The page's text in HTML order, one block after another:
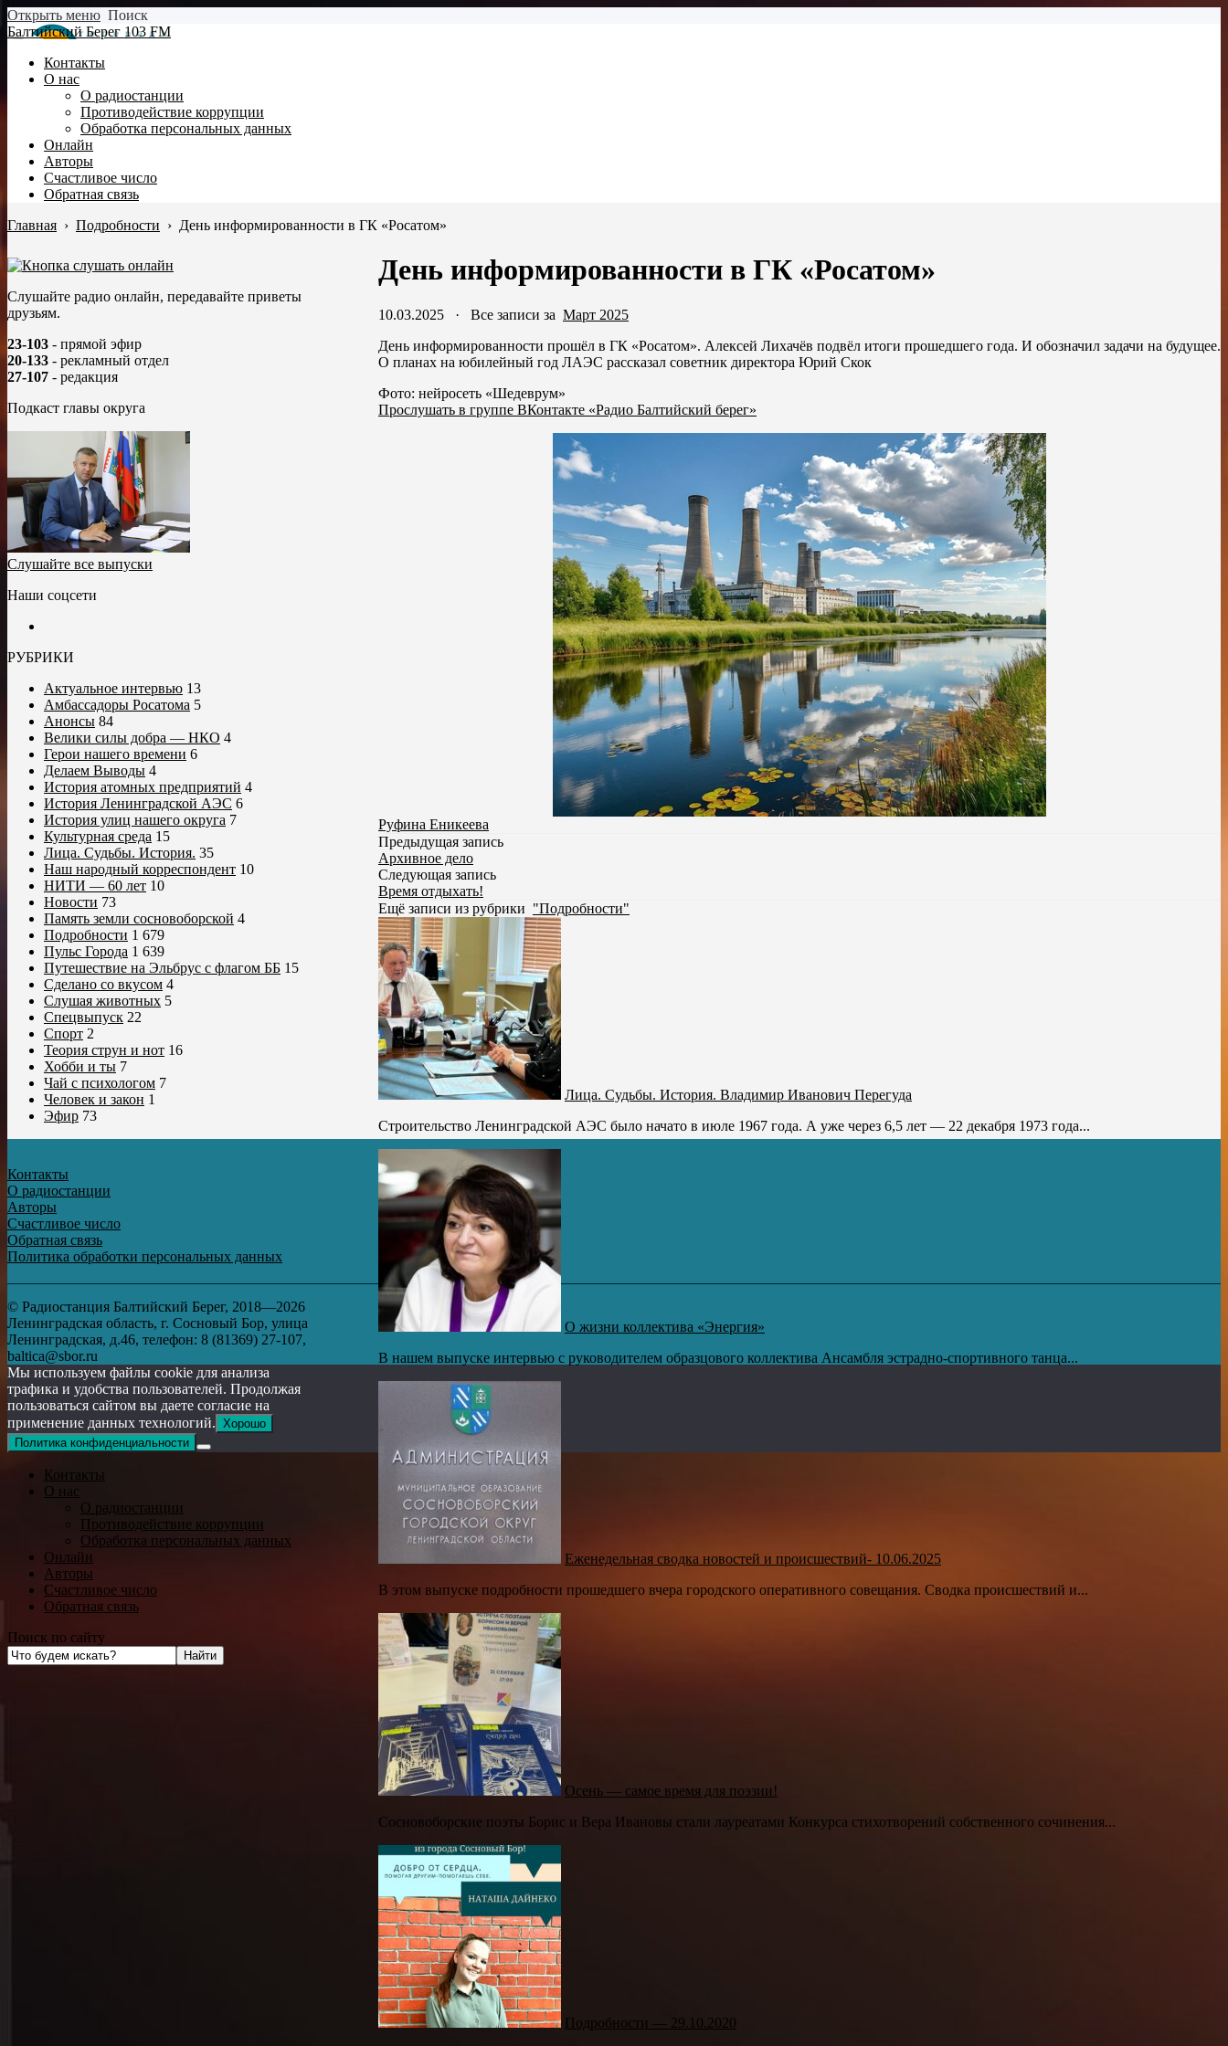
Открыть меню Поиск
Балтийский Берег 103 FM
Контакты
О нас
О радиостанции
Противодействие коррупции
Обработка персональных данных
Онлайн
Авторы
Счастливое число
Обратная связь
Главная › Подробности › День информированности в ГК «Росатом»
День информированности в ГК «Росатом»
10.03.2025 · Все записи за Март 2025
День информированности прошёл в ГК «Росатом». Алексей Лихачёв подвёл итоги прошедшего года. И обозначил задачи на будущее.
О планах на юбилейный год ЛАЭС рассказал советник директора Юрий Скок
Фото: нейросеть «Шедеврум»
Прослушать в группе ВКонтакте «Радио Балтийский берег»
Руфина Еникеева
Предыдущая запись
Архивное дело
Следующая запись
Время отдыхать!
Ещё записи из рубрики "Подробности"
Лица. Судьбы. История. Владимир Иванович Перегуда
Строительство Ленинградской АЭС было начато в июле 1967 года. А уже через 6,5 лет — 22 декабря 1973 года...
О жизни коллектива «Энергия»
В нашем выпуске интервью с руководителем образцового коллектива Ансамбля эстрадно-спортивного танца...
Еженедельная сводка новостей и происшествий- 10.06.2025
В этом выпуске подробности прошедшего вчера городского оперативного совещания. Сводка происшествий и...
Осень — самое время для поэзии!
Сосновоборские поэты Борис и Вера Ивановы стали лауреатами Конкурса стихотворений собственного сочинения...
Подробности — 29.10.2020
Слушайте радио онлайн, передавайте приветы
друзьям.
23-103 - прямой эфир
20-133 - рекламный отдел
27-107 - редакция
Подкаст главы округа
Слушайте все выпуски
Наши соцсети
РУБРИКИ
Актуальное интервью 13
Амбассадоры Росатома 5
Анонсы 84
Велики силы добра — НКО 4
Герои нашего времени 6
Делаем Выводы 4
История атомных предприятий 4
История Ленинградской АЭС 6
История улиц нашего округа 7
Культурная среда 15
Лица. Судьбы. История. 35
Наш народный корреспондент 10
НИТИ — 60 лет 10
Новости 73
Память земли сосновоборской 4
Подробности 1 679
Пульс Города 1 639
Путешествие на Эльбрус с флагом ББ 15
Сделано со вкусом 4
Слушая животных 5
Спецвыпуск 22
Спорт 2
Теория струн и нот 16
Хобби и ты 7
Чай с психологом 7
Человек и закон 1
Эфир 73
Контакты
О радиостанции
Авторы
Счастливое число
Обратная связь
Политика обработки персональных данных
© Радиостанция Балтийский Берег, 2018—2026
Ленинградская область, г. Сосновый Бор, улица
Ленинградская, д.46, телефон: 8 (81369) 27-107,
baltica@sbor.ru
Мы используем файлы cookie для анализа
трафика и удобства пользователей. Продолжая
пользоваться сайтом вы даете согласие на
применение данных технологий. Хорошо
Политика конфиденциальности
Контакты
О нас
О радиостанции
Противодействие коррупции
Обработка персональных данных
Онлайн
Авторы
Счастливое число
Обратная связь
Поиск по сайту